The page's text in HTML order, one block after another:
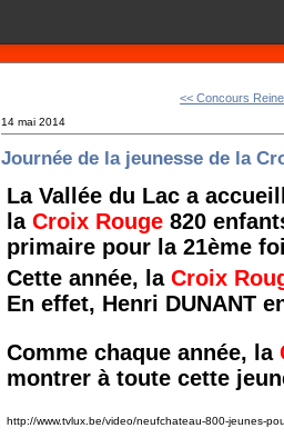
<< Concours
14 mai 2014
Journée de la jeunesse de la
La Vallée du Lac a
laCroix Rouge 820
primaire pour la 21ème
Cette année, laCroix
En effet, Henri DUNANT
Comme chaque année, la
montrer à toute cette
http://www.tvlux.be/video/neufchateau-800-jeunes-